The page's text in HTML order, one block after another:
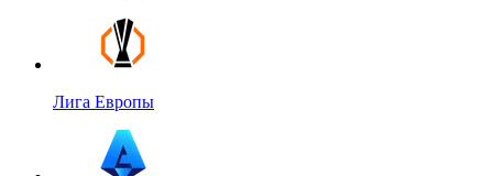
Лига Европы